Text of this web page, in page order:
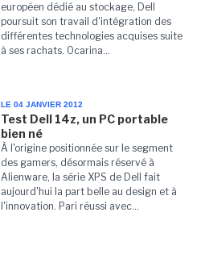
européen dédié au stockage, Dell
poursuit son travail d'intégration des
différentes technologies acquises suite
à ses rachats. Ocarina...
LE 04 JANVIER 2012
Test Dell 14z, un PC portable
bien né
À l'origine positionnée sur le segment
des gamers, désormais réservé à
Alienware, la série XPS de Dell fait
aujourd'hui la part belle au design et à
l'innovation. Pari réussi avec...